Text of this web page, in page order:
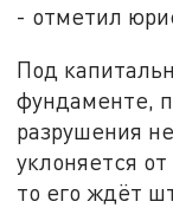
- отметил
Под
фундаменте,
разрушения
уклоняется
то его ждёт